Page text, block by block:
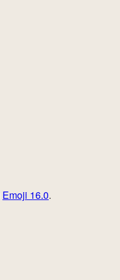
Emoji 16.0.